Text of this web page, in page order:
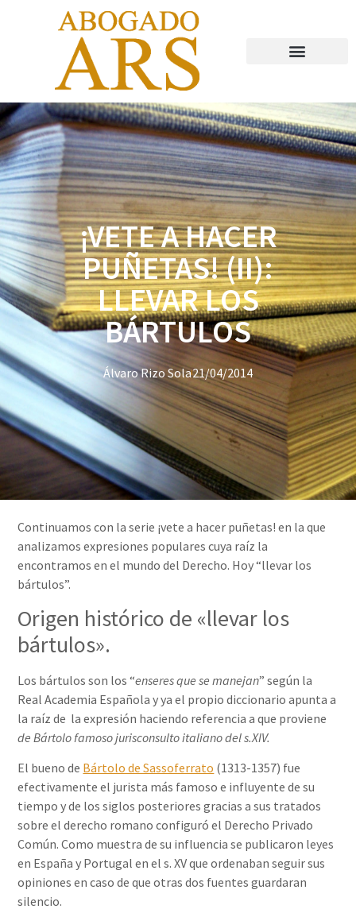
¡VETE A HACER
PUÑETAS! (II):
LLEVAR LOS
BÁRTULOS
Álvaro Rizo Sola21/04/2014
Continuamos con la serie ¡vete a hacer puñetas! en la que
analizamos expresiones populares cuya raíz la
encontramos en el mundo del Derecho. Hoy “llevar los
bártulos”.
Origen histórico de «llevar los
bártulos».
Los bártulos son los “enseres que se manejan” según la
Real Academia Española y ya el propio diccionario apunta a
la raíz de la expresión haciendo referencia a que proviene
de Bártolo famoso jurisconsulto italiano del s.XIV.
El bueno de Bártolo de Sassoferrato (1313-1357) fue
efectivamente el jurista más famoso e influyente de su
tiempo y de los siglos posteriores gracias a sus tratados
sobre el derecho romano configuró el Derecho Privado
Común. Como muestra de su influencia se publicaron leyes
en España y Portugal en el s. XV que ordenaban seguir sus
opiniones en caso de que otras dos fuentes guardaran
silencio.